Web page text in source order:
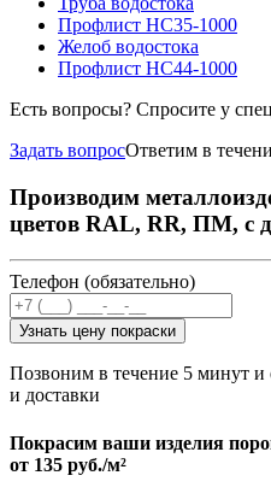
Профлист НС35-1000
Желоб водостока
Профлист НС44-1000
Есть вопросы? Спросите у
Задать вопросОтветим в
Производим
цветов RAL, RR, ПМ, с
Телефон (обязательно)
Узнать цену покраски
Позвоним в течение 5 минут
и доставки
Покрасим ваши изделия
от 135 руб./м²